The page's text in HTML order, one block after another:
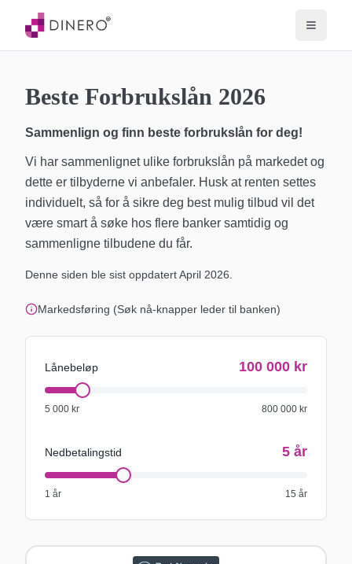
Beste Forbrukslån 2026
Sammenlign og finn beste forbrukslån for deg!
Vi har sammenlignet ulike forbrukslån på markedet og
dette er tilbyderne vi anbefaler. Husk at renten settes
individuelt, så for å sikre deg best mulig tilbud vil det
være smart å søke hos flere banker samtidig og
sammenligne tilbudene du får.
Denne siden ble sist oppdatertApril 2026
Markedsføring (Søk nå-knapper leder til banken)
Lånebeløp 100 000 kr
5 000 kr 800 000 kr
Nedbetalingstid 5 år
1 år 15 år